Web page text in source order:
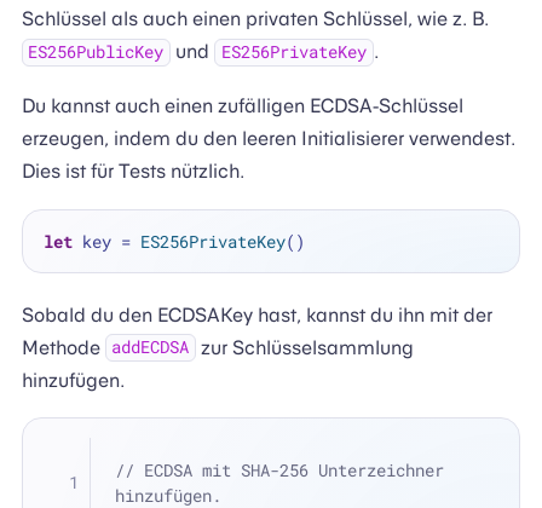
Schlüssel als auch einen privaten Schlüssel, wie z. B.
ES256PublicKey und ES256PrivateKey .
Du kannst auch einen zufälligen ECDSA-Schlüssel
erzeugen, indem du den leeren Initialisierer verwendest.
Dies ist für Tests nützlich.
let key = ES256PrivateKey
Sobald du den ECDSAKey hast, kannst du ihn mit der
Methode addECDSA zur Schlüsselsammlung
hinzufügen.
// ECDSA mit SHA-256 Unterzeichner
hinzufügen.